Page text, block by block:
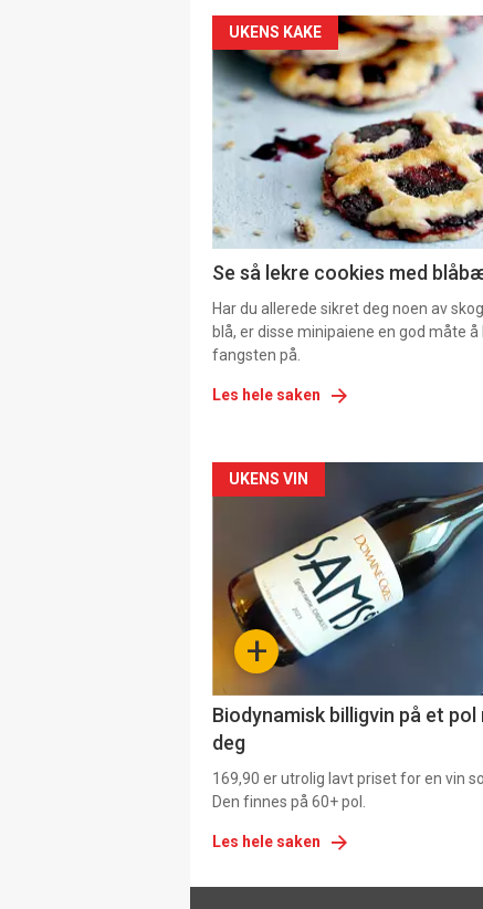
UKENS KAKE
Se så lekre cookies med
Har du allerede sikret deg noen av
blå, er disse minipaiene en god måte å
fangsten på.
Les hele saken
Forsiden
akkurat
nå
-
+
UKENS VIN
Biodynamisk billigvin på et
deg
169,90 er utrolig lavt priset for en vin
Den finnes på 60+ pol.
Les hele saken